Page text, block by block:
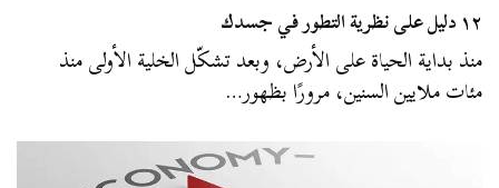
١٢ دليل على نظرية التطور في جسدك
منذ بداية الحياة على الأرض، وبعد تشكّل الخلية الأولى منذ
مئات ملايين السنين، مرورًا بظهور…